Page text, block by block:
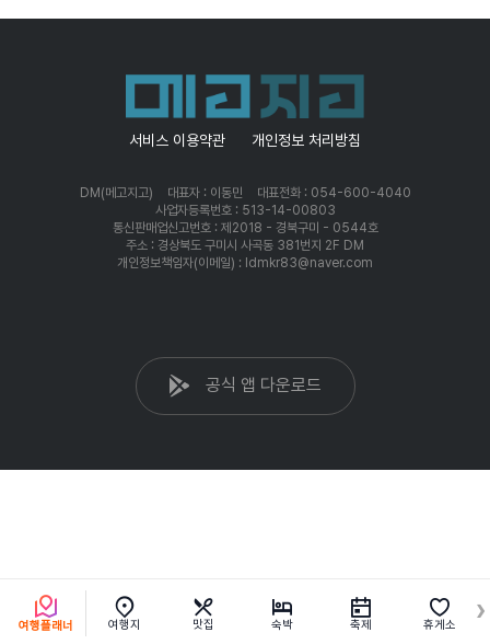
서비스 이용약관 개인정보 처리방침
DM(메고지고) 대표자 : 이동민
대표전화 : 054-600-4040
사업자등록번호 : 513-14-00803
통신판매업신고번호 : 제2018 - 경북구미 - 0544호
주소 : 경상북도 구미시 사곡동 381번지 2F DM
개인정보책임자(이메일) : ldmkr83@naver.com
공식 앱 다운로드
여행플래너 여행지 맛집 숙박 축제 휴게소